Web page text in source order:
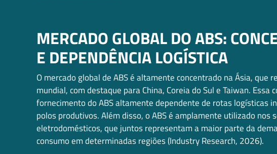
MERCADO GLOBAL DO ABS:
E DEPENDÊNCIA LOGÍSTICA
O mercado global de ABS é altamente concentrado na Ásia, que
mundial, com destaque para China, Coreia do Sul e Taiwan. Essa
fornecimento do ABS altamente dependente de rotas logísticas
polos produtivos. Além disso, o ABS é amplamente utilizado
eletrodomésticos, que juntos representam a maior parte da
consumo em determinadas regiões (Industry Research, 2026).